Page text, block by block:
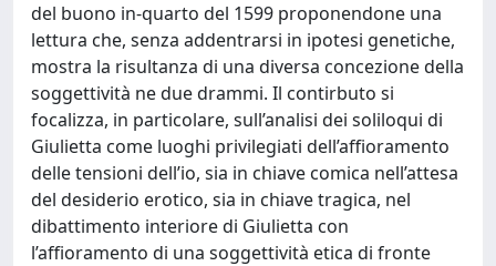
del buono in-quarto del 1599 proponendone una
lettura che, senza addentrarsi in ipotesi genetiche,
mostra la risultanza di una diversa concezione della
soggettività ne due drammi. Il contirbuto si
focalizza, in particolare, sull’analisi dei soliloqui di
Giulietta come luoghi privilegiati dell’affioramento
delle tensioni dell’io, sia in chiave comica nell’attesa
del desiderio erotico, sia in chiave tragica, nel
dibattimento interiore di Giulietta con
l’affioramento di una soggettività etica di fronte